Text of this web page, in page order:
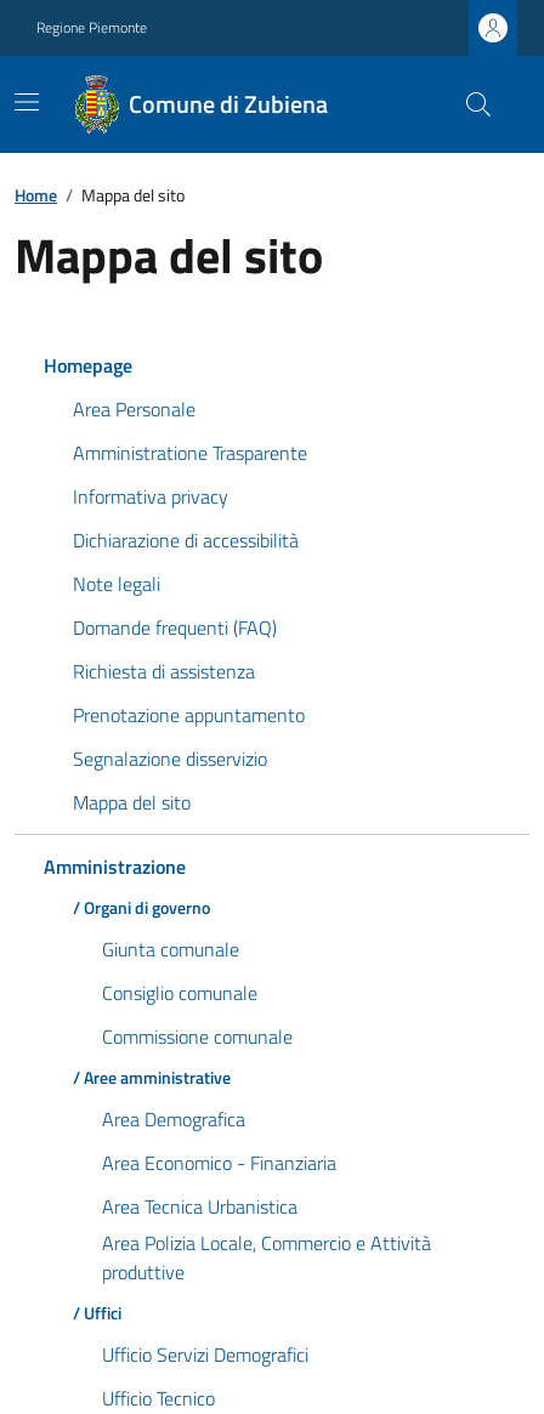
Regione Piemonte
Comune di Zubiena
Home / Mappa del sito
Mappa del sito
Homepage
Area Personale
Amministratione Trasparente
Informativa privacy
Dichiarazione di accessibilità
Note legali
Domande frequenti (FAQ)
Richiesta di assistenza
Prenotazione appuntamento
Segnalazione disservizio
Mappa del sito
Amministrazione
/ Organi di governo
Giunta comunale
Consiglio comunale
Commissione comunale
/ Aree amministrative
Area Demografica
Area Economico - Finanziaria
Area Tecnica Urbanistica
Area Polizia Locale, Commercio e Attività
produttive
/ Uffici
Ufficio Servizi Demografici
Ufficio Tecnico